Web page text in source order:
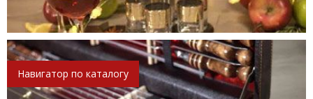
Навигатор по каталогу